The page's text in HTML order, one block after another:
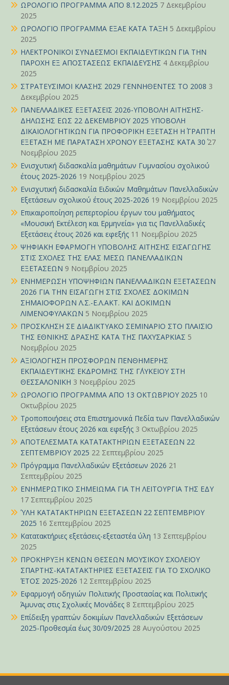
ΩΡΟΛΟΓΙΟ ΠΡΟΓΡΑΜΜΑ ΑΠΟ 8.12.2025 7 Δεκεμβρίου
2025
ΩΡΟΛΟΓΙΟ ΠΡΟΓΡΑΜΜΑ ΕΞΑΕ ΚΑΤΑ ΤΑΞΗ 5 Δεκεμβρίου
2025
ΗΛΕΚΤΡΟΝΙΚΟΙ ΣΥΝΔΕΣΜΟΙ ΕΚΠΑΙΔΕΥΤΙΚΩΝ ΓΙΑ ΤΗΝ
ΠΑΡΟΧΗ ΕΞ ΑΠΟΣΤΑΣΕΩΣ ΕΚΠΑΙΔΕΥΣΗΣ 4 Δεκεμβρίου
2025
ΣΤΡΑΤΕΥΣΙΜΟΙ ΚΛΑΣΗΣ 2029 ΓΕΝΝΗΘΕΝΤΕΣ ΤΟ 2008 3
Δεκεμβρίου 2025
ΠΑΝΕΛΛΑΔΙΚΕΣ ΕΞΕΤΑΣΕΙΣ 2026-ΥΠΟΒΟΛΗ ΑΙΤΗΣΗΣ-
ΔΗΛΩΣΗΣ ΕΩΣ 22 ΔΕΚΕΜΒΡΙΟΥ 2025 ΥΠΟΒΟΛΗ
ΔΙΚΑΙΟΛΟΓΗΤΙΚΩΝ ΓΙΑ ΠΡΟΦΟΡΙΚΗ ΕΞΕΤΑΣΗ Η΄ ΓΡΑΠΤΗ
ΕΞΕΤΑΣΗ ΜΕ ΠΑΡΑΤΑΣΗ ΧΡΟΝΟΥ ΕΞΕΤΑΣΗΣ ΚΑΤΑ 30΄ 27
Νοεμβρίου 2025
Ενισχυτική διδασκαλία μαθημάτων Γυμνασίου σχολικού
έτους 2025-2026 19 Νοεμβρίου 2025
Ενισχυτική διδασκαλία Ειδικών Μαθημάτων Πανελλαδικών
Εξετάσεων σχολικού έτους 2025-2026 19 Νοεμβρίου 2025
Επικαιροποίηση ρεπερτορίου έργων του μαθήματος
«Μουσική Εκτέλεση και Ερμηνεία» για τις Πανελλαδικές
Εξετάσεις έτους 2026 και εφεξής 11 Νοεμβρίου 2025
ΨΗΦΙΑΚΗ ΕΦΑΡΜΟΓΗ ΥΠΟΒΟΛΗΣ ΑΙΤΗΣΗΣ ΕΙΣΑΓΩΓΗΣ
ΣΤΙΣ ΣΧΟΛΕΣ ΤΗΣ ΕΛΑΣ ΜΕΣΩ ΠΑΝΕΛΛΑΔΙΚΩΝ
ΕΞΕΤΑΣΕΩΝ 9 Νοεμβρίου 2025
ΕΝΗΜΕΡΩΣΗ ΥΠΟΨΗΦΙΩΝ ΠΑΝΕΛΛΑΔΙΚΩΝ ΕΞΕΤΑΣΕΩΝ
2026 ΓΙΑ ΤΗΝ ΕΙΣΑΓΩΓΗ ΣΤΙΣ ΣΧΟΛΕΣ ΔΟΚΙΜΩΝ
ΣΗΜΑΙΟΦΟΡΩΝ Λ.Σ.-Ε.Λ.ΑΚΤ. ΚΑΙ ΔΟΚΙΜΩΝ
ΛΙΜΕΝΟΦΥΛΑΚΩΝ 5 Νοεμβρίου 2025
ΠΡΟΣΚΛΗΣΗ ΣΕ ΔΙΑΔΙΚΤΥΑΚΟ ΣΕΜΙΝΑΡΙΟ ΣΤΟ ΠΛΑΙΣΙΟ
ΤΗΣ ΕΘΝΙΚΗΣ ΔΡΑΣΗΣ ΚΑΤΑ ΤΗΣ ΠΑΧΥΣΑΡΚΙΑΣ 5
Νοεμβρίου 2025
ΑΞΙΟΛΟΓΗΣΗ ΠΡΟΣΦΟΡΩΝ ΠΕΝΘΗΜΕΡΗΣ
ΕΚΠΑΙΔΕΥΤΙΚΗΣ ΕΚΔΡΟΜΗΣ ΤΗΣ Γ΄ΛΥΚΕΙΟΥ ΣΤΗ
ΘΕΣΣΑΛΟΝΙΚΗ 3 Νοεμβρίου 2025
ΩΡΟΛΟΓΙΟ ΠΡΟΓΡΑΜΜΑ ΑΠΟ 13 ΟΚΤΩΒΡΙΟΥ 2025 10
Οκτωβρίου 2025
Τροποποιήσεις στα Επιστημονικά Πεδία των Πανελλαδικών
Εξετάσεων έτους 2026 και εφεξής 3 Οκτωβρίου 2025
ΑΠΟΤΕΛΕΣΜΑΤΑ ΚΑΤΑΤΑΚΤΗΡΙΩΝ ΕΞΕΤΑΣΕΩΝ 22
ΣΕΠΤΕΜΒΡΙΟΥ 2025 22 Σεπτεμβρίου 2025
Πρόγραμμα Πανελλαδικών Εξετάσεων 2026 21
Σεπτεμβρίου 2025
ΕΝΗΜΕΡΩΤΙΚΟ ΣΗΜΕΙΩΜΑ ΓΙΑ ΤΗ ΛΕΙΤΟΥΡΓΙΑ ΤΗΣ ΕΔΥ
17 Σεπτεμβρίου 2025
ΎΛΗ ΚΑΤΑΤΑΚΤΗΡΙΩΝ ΕΞΕΤΑΣΕΩΝ 22 ΣΕΠΤΕΜΒΡΙΟΥ
2025 16 Σεπτεμβρίου 2025
Κατατακτήριες εξετάσεις-εξεταστέα ύλη 13 Σεπτεμβρίου
2025
ΠΡΟΚΗΡΥΞΗ ΚΕΝΩΝ ΘΕΣΕΩΝ ΜΟΥΣΙΚΟΥ ΣΧΟΛΕΙΟΥ
ΣΠΑΡΤΗΣ-ΚΑΤΑΤΑΚΤΗΡΙΕΣ ΕΞΕΤΑΣΕΙΣ ΓΙΑ ΤΟ ΣΧΟΛΙΚΟ
ΈΤΟΣ 2025-2026 12 Σεπτεμβρίου 2025
Εφαρμογή οδηγιών Πολιτικής Προστασίας και Πολιτικής
Άμυνας στις Σχολικές Μονάδες 8 Σεπτεμβρίου 2025
Επίδειξη γραπτών δοκιμίων Πανελλαδικών Εξετάσεων
2025-Προθεσμία έως 30/09/2025 28 Αυγούστου 2025